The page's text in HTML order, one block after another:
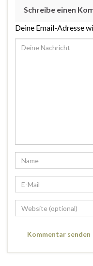
Schreibe einen
Deine Email-Adresse